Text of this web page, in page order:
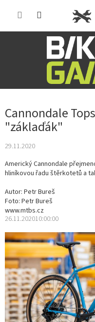
Cannondale
"záklaďák"
29.11.2020
Americký Cannondale
hliníkovou řadu štěrkotetů a
Autor: Petr Bureš
Foto: Petr Bureš
www.mtbs.cz
26.11.202010:00:00